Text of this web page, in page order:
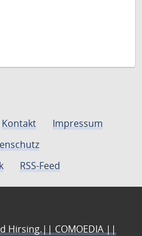
Kontakt
Impressum
RSS-Feed
Hirsing.|| COMOEDIA ||